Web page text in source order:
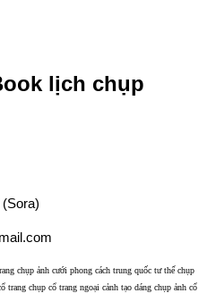
lịch chụp
chụp ảnh cưới phong cách trung quốc tư thế chụp
trang chụp cổ trang ngoại cảnh tạo dáng chụp ảnh cổ